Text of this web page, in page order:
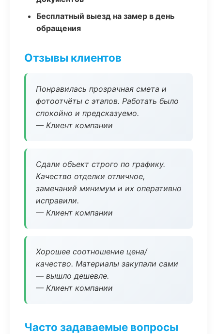
Бесплатный выезд на замер в день
обращения
Отзывы клиентов
Понравилась прозрачная смета и
фотоотчёты с этапов. Работать было
спокойно и предсказуемо.
— Клиент компании
Сдали объект строго по графику.
Качество отделки отличное,
замечаний минимум и их оперативно
исправили.
— Клиент компании
Хорошее соотношение цена/
качество. Материалы закупали сами
— вышло дешевле.
— Клиент компании
Часто задаваемые вопросы